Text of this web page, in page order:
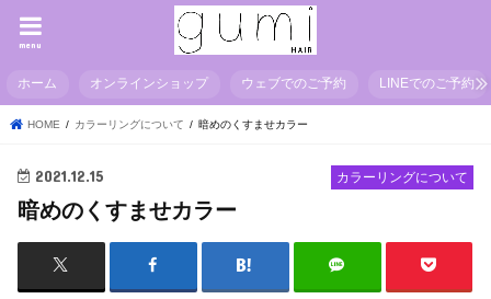
menu
ホーム オンラインショップ ウェブでのご予約 LINEでのご予約
HOME カラーリングについて 暗めのくすませカラー
カラーリングについて
2021.12.15
暗めのくすませカラー